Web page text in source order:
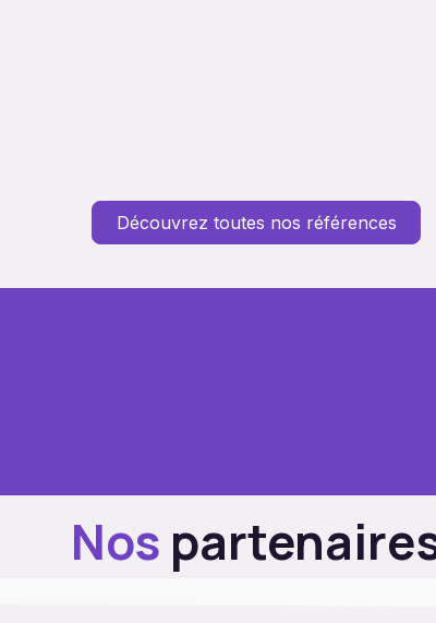
Découvrez toutes nos références
Nos